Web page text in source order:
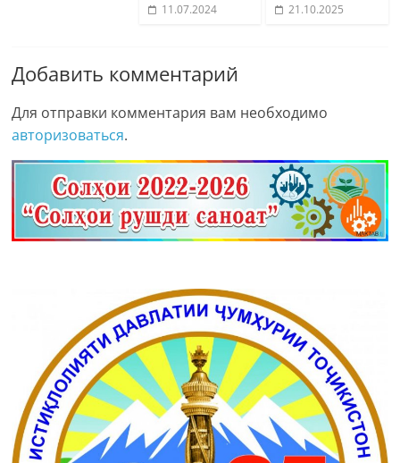
11.07.2024 21.10.2025
Добавить комментарий
Для отправки комментария вам необходимо
авторизоваться.